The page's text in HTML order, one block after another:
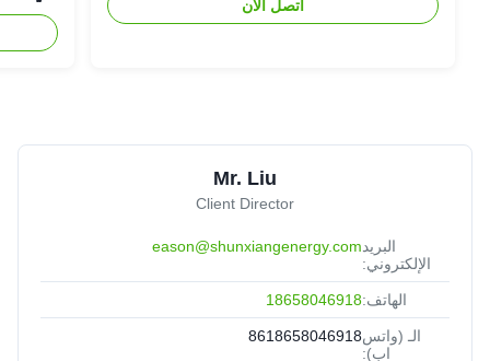
اتصل الآن
Mr. Liu
Client Director
البريد
الإلكتروني:
eason@shunxiangenergy.com
الهاتف:18658046918
الـ (واتس
اب):
8618658046918